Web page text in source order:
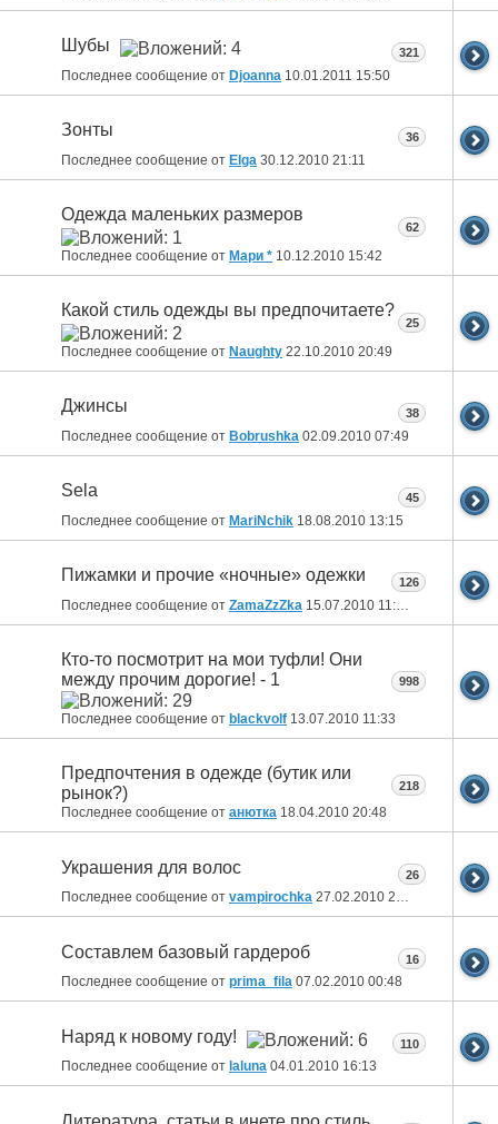
Шубы
Последнее сообщение от Djoanna 10.01.2011 15:50
321
Зонты
Последнее сообщение от Elga 30.12.2010 21:11
36
Одежда маленьких размеров
Последнее сообщение от Мари * 10.12.2010 15:42
62
Какой стиль одежды вы предпочитаете?
Последнее сообщение от Naughty 22.10.2010 20:49
25
Джинсы
Последнее сообщение от Bobrushka 02.09.2010 07:49
38
Sela
Последнее сообщение от MariNchik 18.08.2010 13:15
45
Пижамки и прочие «ночные» одежки
Последнее сообщение от ZamaZzZka 15.07.2010 11:48
126
Кто-то посмотрит на мои туфли! Они
между прочим дорогие! - 1
Последнее сообщение от blackvolf 13.07.2010 11:33
998
Предпочтения в одежде (бутик или
рынок?)
Последнее сообщение от анютка 18.04.2010 20:48
218
Украшения для волос
Последнее сообщение от vampirochka 27.02.2010 22:03
26
Составлем базовый гардероб
Последнее сообщение от prima_fila 07.02.2010 00:48
16
Наряд к новому году!
Последнее сообщение от laluna 04.01.2010 16:13
110